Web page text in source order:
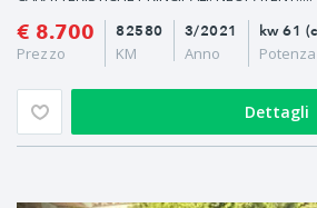
€ 8.700
Prezzo
3/2021
Anno
82580
KM
kw 61
Potenza
Dettagli